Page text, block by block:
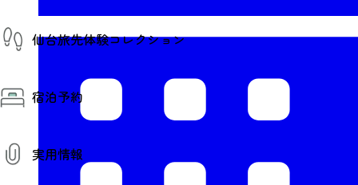
コンベンション情報
温泉
プロスポーツチーム・プロオーケストラ
仙台の銘品
仙台夜時間
仙台観光マップ
仙台旅先体験コレクション
仙台旅先体験コレクション
体験プログラム検索（予約）
体験事業者からのお知らせ
体験事業者
宿泊予約
実用情報